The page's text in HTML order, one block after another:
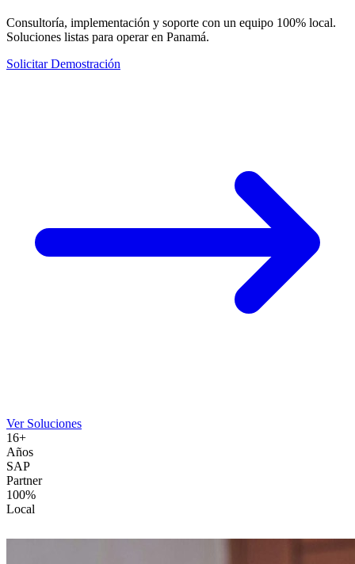
Consultoría, implementación y soporte con un equipo 100% local.
Soluciones listas para operar en Panamá.
Solicitar Demostración
Ver Soluciones
16+
Años
SAP
Partner
100%
Local